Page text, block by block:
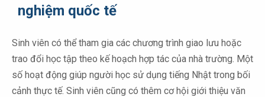
nghiệm quốc tế
Sinh viên có thể tham gia các chương trình giao lưu hoặc
trao đổi học tập theo kế hoạch hợp tác của nhà trường. Một
số hoạt động giúp người học sử dụng tiếng Nhật trong bối
cảnh thực tế. Sinh viên cũng có thêm cơ hội giới thiệu văn